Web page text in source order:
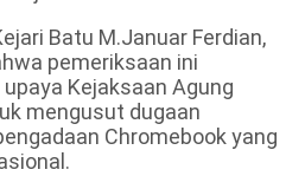
Batu M.Januar Ferdian,
pemeriksaan ini
Kejaksaan Agung
mengusut dugaan
Chromebook yang